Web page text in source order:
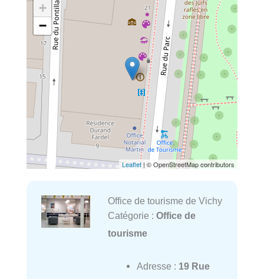
+
−
Leaflet | © OpenStreetMap contributors
Office de tourisme de Vichy
Catégorie : Office de
tourisme
Adresse : 19 Rue